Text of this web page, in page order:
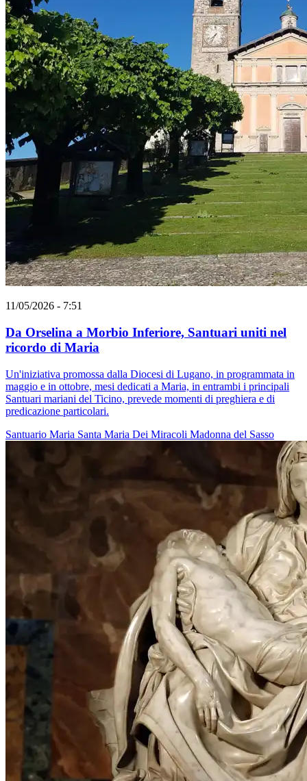
11/05/2026 - 7:51
Da Orselina a Morbio Inferiore, Santuari uniti nel
ricordo di Maria
Un'iniziativa promossa dalla Diocesi di Lugano, in programmata in
maggio e in ottobre, mesi dedicati a Maria, in entrambi i principali
Santuari mariani del Ticino, prevede momenti di preghiera e di
predicazione particolari.
Santuario Maria Santa Maria Dei Miracoli Madonna del Sasso